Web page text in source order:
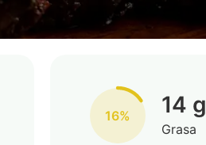
16% 14 g
Grasa